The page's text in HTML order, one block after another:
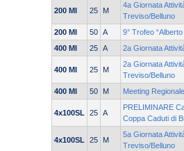
200 MI 25 M
4a Giornata
Treviso/Belluno
200 MI
50 A
9° Trofeo
400 MI
25 A 2a Giornata
400 MI 25 M
2a Giornata
Treviso/Belluno
400 MI
50 M Meeting
4x100SL 25 A
PRELIMINARE
Coppa Caduti di
4x100SL 25 M
5a Giornata
Treviso/Belluno